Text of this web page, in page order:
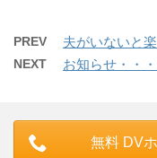
PREV 夫がいないと
NEXT お知らせ・・
無料 DV